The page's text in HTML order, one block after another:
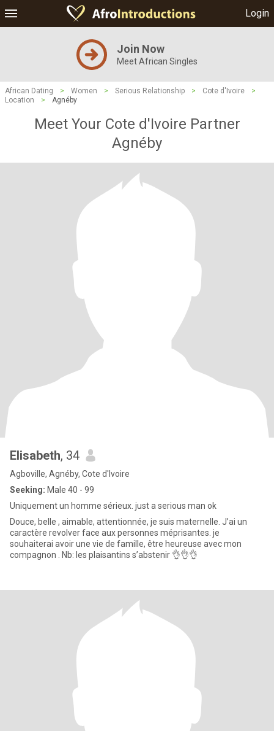
Login
Join Now
Meet African Singles
African Dating > Women > Serious Relationship > Cote d'Ivoire
>
Location
> Agnéby
Meet Your Cote d'Ivoire Partner
Agnéby
Elisabeth, 34
Agboville, Agnéby, Cote d'Ivoire
Seeking: Male 40 - 99
Uniquement un homme sérieux. just a serious man ok
Douce, belle , aimable, attentionnée, je suis maternelle. J’ai un
caractère revolver face aux personnes méprisantes. je
souhaiterai avoir une vie de famille, être heureuse avec mon
compagnon . Nb: les plaisantins s’abstenir 👌👌👌